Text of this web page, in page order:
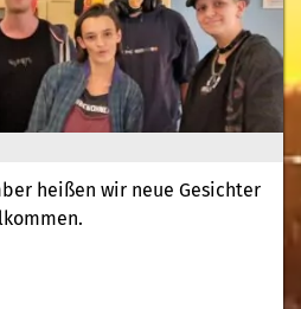
heißen wir neue Gesichter